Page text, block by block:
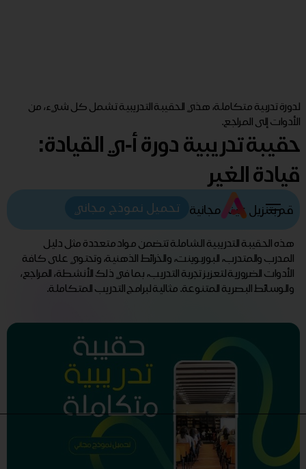
لدورة تدربية متكاملة، هذي الحقيبة التدريبية تشمل كل شيء، من
الأدوات إلى المراجع.
حقيبة تدريبية دورة أ-ي القيادة:
قيادة الغير
قم بتنزيل عينة مجانية تحميل نموذج مجاني
هذه الحقيبة التدريبية الشاملة تتضمن مواد متعددة مثل دليل
المدرب والمتدرب، البوربوينت، والخرائط الذهنية، وتحتوي على كافة
الأدوات الضرورية لتعزيز تجربة التدريب، بما في ذلك الأنشطة، المراجع،
والوسائط البصرية المتنوعة. مثالية لبرامج التدريب المتكاملة.